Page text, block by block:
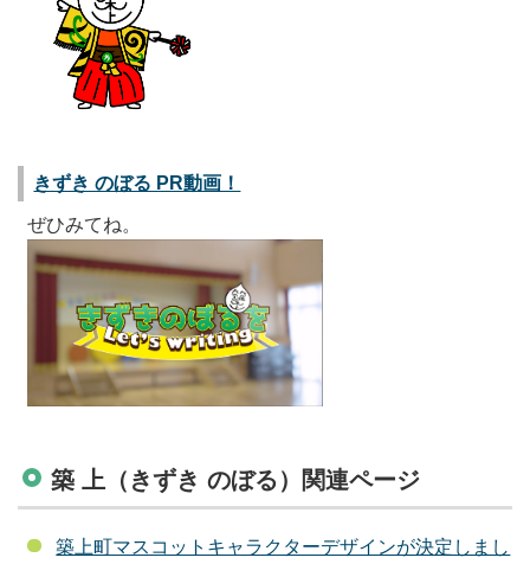
きずき のぼる PR動画！
ぜひみてね。
築 上（きずき のぼる）関連ページ
築上町マスコットキャラクターデザインが決定しまし